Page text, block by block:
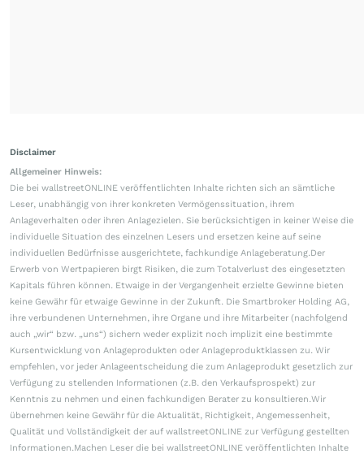
Disclaimer
Allgemeiner Hinweis:
Die bei wallstreetONLINE veröffentlichten Inhalte richten sich an sämtliche
Leser, unabhängig von ihrer konkreten Vermögenssituation, ihrem
Anlageverhalten oder ihren Anlagezielen. Sie berücksichtigen in keiner Weise die
individuelle Situation des einzelnen Lesers und ersetzen keine auf seine
individuellen Bedürfnisse ausgerichtete, fachkundige Anlageberatung.Der
Erwerb von Wertpapieren birgt Risiken, die zum Totalverlust des eingesetzten
Kapitals führen können. Etwaige in der Vergangenheit erzielte Gewinne bieten
keine Gewähr für etwaige Gewinne in der Zukunft. Die Smartbroker Holding AG,
ihre verbundenen Unternehmen, ihre Organe und ihre Mitarbeiter (nachfolgend
auch „wir“ bzw. „uns“) sichern weder explizit noch implizit eine bestimmte
Kursentwicklung von Anlageprodukten oder Anlageproduktklassen zu. Wir
empfehlen, vor jeder Anlageentscheidung die zum Anlageprodukt gesetzlich zur
Verfügung zu stellenden Informationen (z.B. den Verkaufsprospekt) zur
Kenntnis zu nehmen und einen fachkundigen Berater zu konsultieren.Wir
übernehmen keine Gewähr für die Aktualität, Richtigkeit, Angemessenheit,
Qualität und Vollständigkeit der auf wallstreetONLINE zur Verfügung gestellten
Informationen.Machen Leser die bei wallstreetONLINE veröffentlichten Inhalte